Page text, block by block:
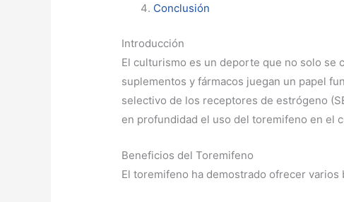
Conclusión
Introducción
El culturismo es un deporte que no solo se
suplementos y fármacos juegan un papel
selectivo de los receptores de estrógeno
en profundidad el uso del toremifeno en el
Beneficios del Toremifeno
El toremifeno ha demostrado ofrecer